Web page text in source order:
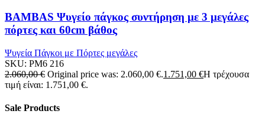
BAMBAS Ψυγείο πάγκος συντήρηση με 3 μεγάλες
πόρτες και 60cm βάθος
Ψυγεία Πάγκοι με Πόρτες μεγάλες
SKU: PM6 216
2.060,00€ Original price was: 2.060,00 €.1.751,00 €Η τρέχουσα
τιμή είναι: 1.751,00 €.
Sale Products